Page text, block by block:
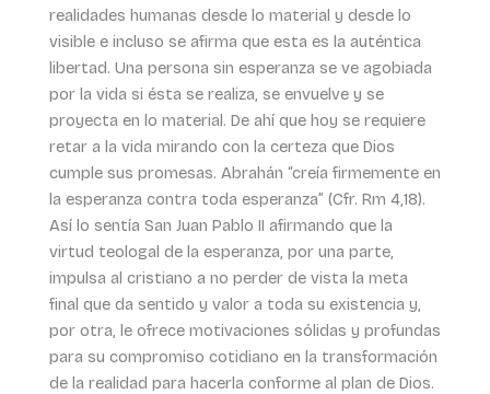
realidades humanas desde lo material y desde lo
visible e incluso se afirma que esta es la auténtica
libertad. Una persona sin esperanza se ve agobiada
por la vida si ésta se realiza, se envuelve y se
proyecta en lo material. De ahí que hoy se requiere
retar a la vida mirando con la certeza que Dios
cumple sus promesas. Abrahán “creía firmemente en
la esperanza contra toda esperanza” (Cfr. Rm 4,18).
Así lo sentía San Juan Pablo II afirmando que la
virtud teologal de la esperanza, por una parte,
impulsa al cristiano a no perder de vista la meta
final que da sentido y valor a toda su existencia y,
por otra, le ofrece motivaciones sólidas y profundas
para su compromiso cotidiano en la transformación
de la realidad para hacerla conforme al plan de Dios.